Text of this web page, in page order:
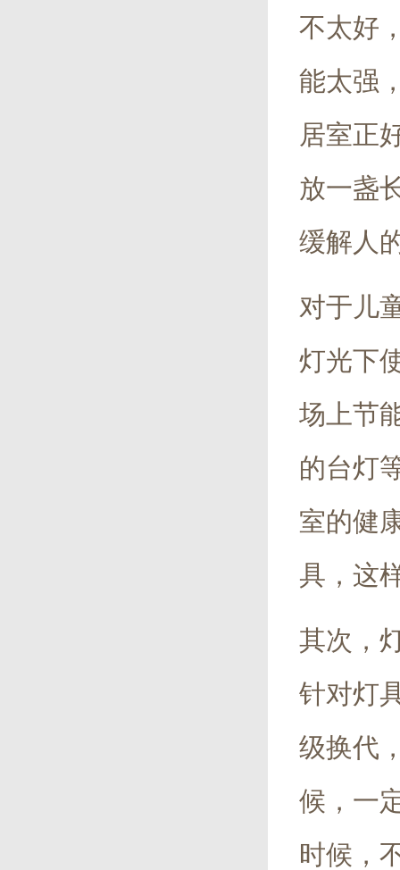
不太好
能太强
居室正
放一盏
缓解人
对于儿
灯光下
场上节
的台灯
室的健
具，这
其次，
针对灯
级换代
候，一
时候，